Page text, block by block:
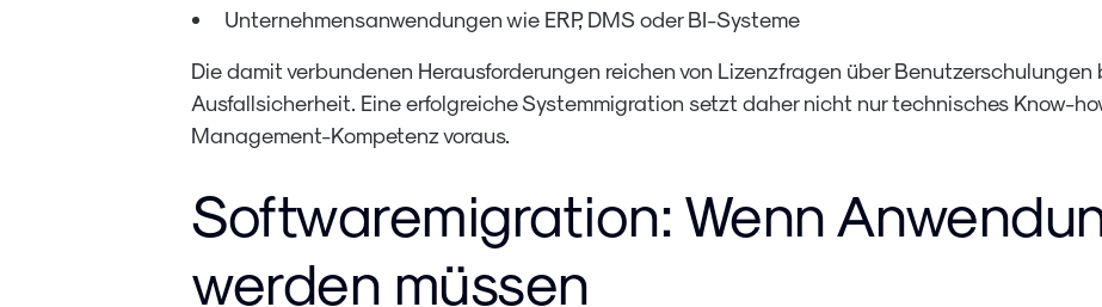
Unternehmensanwendungen wie ERP, DMS oder BI-Systeme
Die damit verbundenen Herausforderungen reichen von Lizenzfragen über Benutzerschulungen
Ausfallsicherheit. Eine erfolgreiche Systemmigration setzt daher nicht nur technisches Know-
Management-Kompetenz voraus.
Softwaremigration: Wenn
werden müssen